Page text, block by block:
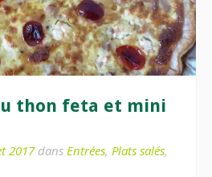
thon feta et mini
2017dans Entrées, Plats salés,